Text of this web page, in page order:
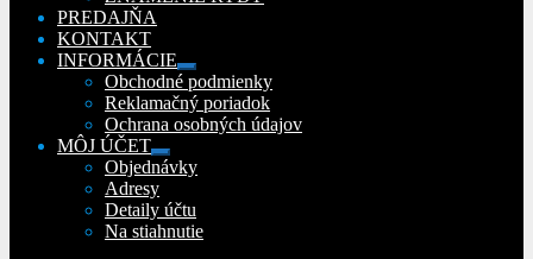
PREDAJŇA
KONTAKT
INFORMÁCIE
Rozbaliť
podradené
menu
Obchodné podmienky
Reklamačný poriadok
Ochrana osobných údajov
MÔJ ÚČET
Rozbaliť
podradené
Objednávky
Adresy
Detaily účtu
Na stiahnutie